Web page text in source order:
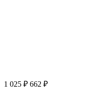
1 025 ₽ 662 ₽